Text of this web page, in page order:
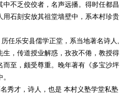
不乏佼佼者，名声远播。得时任都昌
用石刻安放其祖堂墙壁中，系本村珍贵
任乐安县儒学正堂，系当地著名诗人,
生，传道授业解惑，孜孜不倦，教授得
而至，颇受尊重。晚年著有《多宝沙坪
秀才，诗人，也是 本村义塾学堂私塾